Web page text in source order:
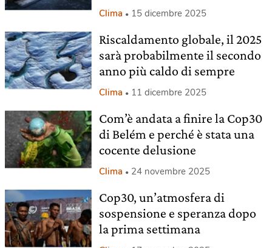
Clima 15 dicembre 2025
Riscaldamento globale, il 2025
sarà probabilmente il secondo
anno più caldo di sempre
Clima 11 dicembre 2025
Com’è andata a finire la Cop30
di Belém e perché è stata una
cocente delusione
Clima 24 novembre 2025
Cop30, un’atmosfera di
sospensione e speranza dopo
la prima settimana